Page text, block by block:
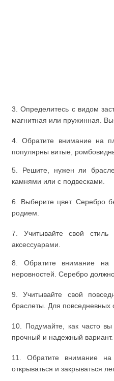
3. Определитесь с видом
магнитная или пружинная.
4. Обратите внимание на
популярны витые,
5. Решите, нужен ли
камнями или с подвесками.
6. Выберите цвет. Серебро
родием.
7. Учитывайте свой
аксессуарами.
8. Обратите внимание на
неровностей. Серебро
9. Учитывайте свой
браслеты. Для
10. Подумайте, как часто
прочный и надежный вариант.
11. Обратите внимание
открываться и закрываться